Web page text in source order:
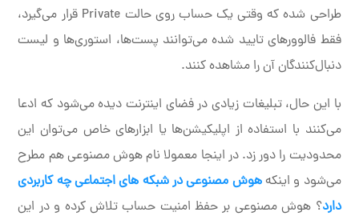
طراحی شده که وقتی یک حساب روی حالت Private قرار می‌گیرد،
فقط فالوورهای تایید شده می‌توانند پست‌ها، استوری‌ها و لیست
دنبال‌کنندگان آن را مشاهده کنند.
با این حال، تبلیغات زیادی در فضای اینترنت دیده می‌شود که ادعا
می‌کنند با استفاده از اپلیکیشن‌ها یا ابزارهای خاص می‌توان این
محدودیت را دور زد. در اینجا معمولا نام هوش مصنوعی هم مطرح
می‌شود و اینکههوش مصنوعی در شبکه های اجتماعی چه کاربردی
دارد؟ هوش مصنوعی بر حفظ امنیت حساب تلاش کرده و در این